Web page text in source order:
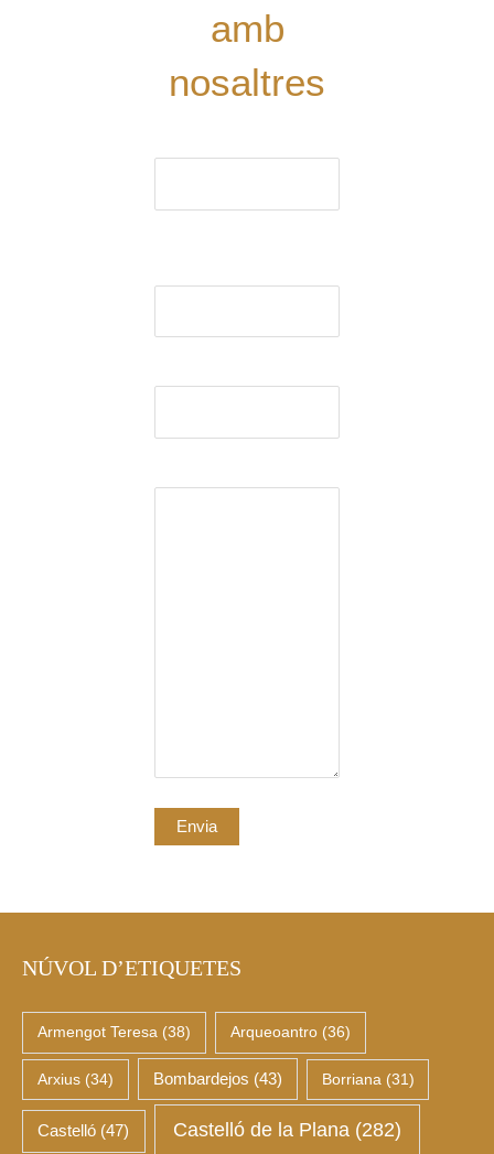
amb
nosaltres
NÚVOL D’ETIQUETES
Armengot Teresa (38) Arqueoantro(36)
Arxius(34) Bombardejos (43) Borriana (31)
Castelló (47) Castelló de la Plana(282)